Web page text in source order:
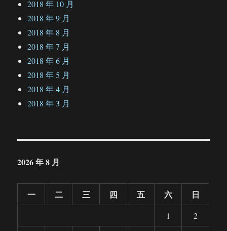
2018 年 10 月
2018 年 9 月
2018 年 8 月
2018 年 7 月
2018 年 6 月
2018 年 5 月
2018 年 4 月
2018 年 3 月
2026 年 8 月
一 二 三 四 五 六 日
1
2